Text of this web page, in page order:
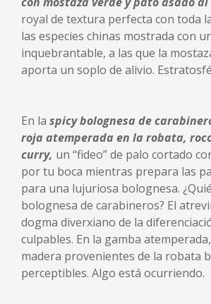
royal de textura perfecta con toda
las especies chinas mostrada con
inquebrantable, a las que la
aporta un soplo de alivio.
En la spicy bolognesa de
roja atemperada en la robata,
curry, un “fideo” de palo cortado
por tu boca mientras prepara las
para una lujuriosa bolognesa.
bolognesa de carabineros? El
dogma diverxiano de la
culpables. En la gamba
madera provenientes de la robata
perceptibles. Algo está ocurriendo.